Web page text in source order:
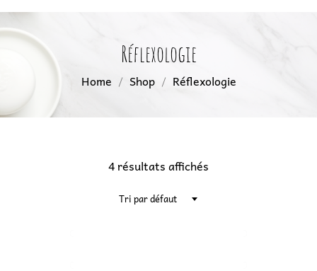
Réflexologie
Home Shop Réflexologie
4 résultats affichés
Tri par défaut